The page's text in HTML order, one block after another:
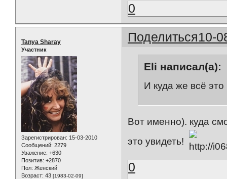
0
Поделиться10-
Tanya Sharay
Участник
Зарегистрирован: 15-03-2010
Сообщений: 2279
Уважение: +630
Позитив: +2870
Пол: Женский
Возраст: 43 [1983-02-09]
Eli написал(а):
И куда же всё
Вот именно). куда
это увидеть!
0